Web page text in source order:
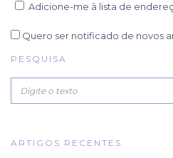
Adicione-me à lista de
Quero ser notificado de novos
PESQUISA
ARTIGOS RECENTES